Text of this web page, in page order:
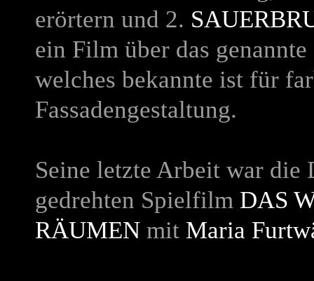
erörtern und 2.
ein Film über das
welches bekannte ist für
Fassadengestaltung.
Seine letzte Arbeit war die
gedrehten Spielfilm DAS
RÄUMEN mit Maria